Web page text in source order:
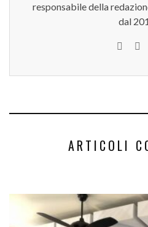
responsabile della
dal
ARTICOLI